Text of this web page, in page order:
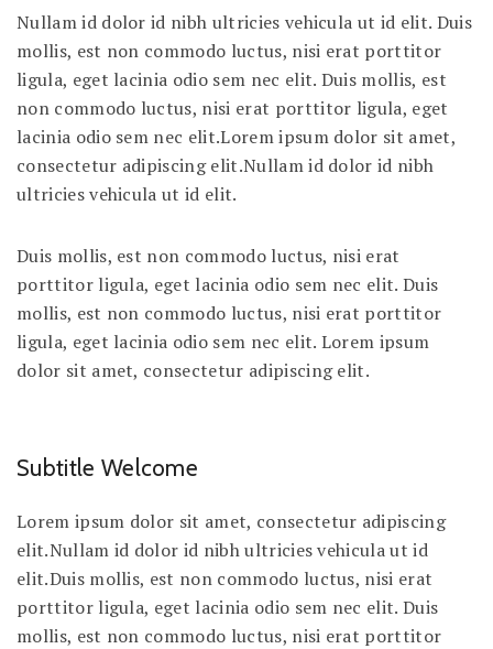
Nullam id dolor id nibh ultricies vehicula ut id elit. Duis
mollis, est non commodo luctus, nisi erat porttitor
ligula, eget lacinia odio sem nec elit. Duis mollis, est
non commodo luctus, nisi erat porttitor ligula, eget
lacinia odio sem nec elit.Lorem ipsum dolor sit amet,
consectetur adipiscing elit.Nullam id dolor id nibh
ultricies vehicula ut id elit.
Duis mollis, est non commodo luctus, nisi erat
porttitor ligula, eget lacinia odio sem nec elit. Duis
mollis, est non commodo luctus, nisi erat porttitor
ligula, eget lacinia odio sem nec elit. Lorem ipsum
dolor sit amet, consectetur adipiscing elit.
Subtitle Welcome
Lorem ipsum dolor sit amet, consectetur adipiscing
elit.Nullam id dolor id nibh ultricies vehicula ut id
elit.Duis mollis, est non commodo luctus, nisi erat
porttitor ligula, eget lacinia odio sem nec elit. Duis
mollis, est non commodo luctus, nisi erat porttitor